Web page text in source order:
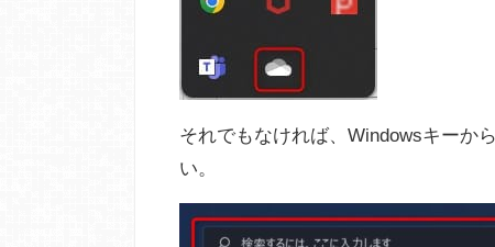
それでもなければ、Windowsキーか
い。